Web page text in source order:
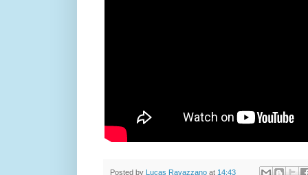
Posted by Lucas Ravazzano at 14:43